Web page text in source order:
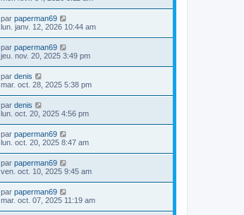
par paperman69
lun. janv. 12, 2026 10:44 am
par paperman69
jeu. nov. 20, 2025 3:49 pm
par denis
mar. oct. 28, 2025 5:38 pm
par denis
lun. oct. 20, 2025 4:56 pm
par paperman69
lun. oct. 20, 2025 8:47 am
par paperman69
ven. oct. 10, 2025 9:45 am
par paperman69
mar. oct. 07, 2025 11:19 am